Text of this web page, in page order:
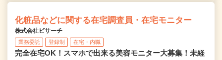
化粧品などに関する在宅調査員・在宅モニター
株式会社ビサーチ
業務委託 登録制 在宅・内職
完全在宅OK！スマホで出来る美容モニター大募集！未経